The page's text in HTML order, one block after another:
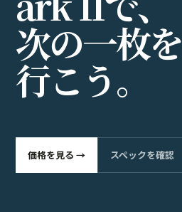
次の一枚を
行こう。
価格を見る → スペックを確認